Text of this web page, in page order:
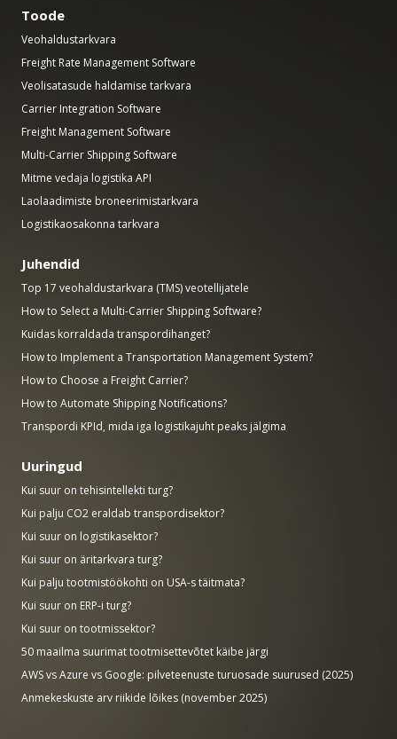
Toode
Veohaldustarkvara
Freight Rate Management Software
Veolisatasude haldamise tarkvara
Carrier Integration Software
Freight Management Software
Multi-Carrier Shipping Software
Mitme vedaja logistika API
Laolaadimiste broneerimistarkvara
Logistikaosakonna tarkvara
Juhendid
Top 17 veohaldustarkvara (TMS) veotellijatele
How to Select a Multi-Carrier Shipping Software?
Kuidas korraldada transpordihanget?
How to Implement a Transportation Management System?
How to Choose a Freight Carrier?
How to Automate Shipping Notifications?
Transpordi KPId, mida iga logistikajuht peaks jälgima
Uuringud
Kui suur on tehisintellekti turg?
Kui palju CO2 eraldab transpordisektor?
Kui suur on logistikasektor?
Kui suur on äritarkvara turg?
Kui palju tootmistöökohti on USA-s täitmata?
Kui suur on ERP-i turg?
Kui suur on tootmissektor?
50 maailma suurimat tootmisettevõtet käibe järgi
AWS vs Azure vs Google: pilveteenuste turuosade suurused (2025)
Anmekeskuste arv riikide lõikes (november 2025)